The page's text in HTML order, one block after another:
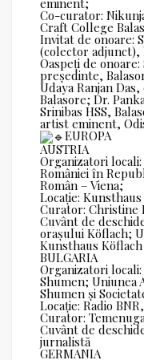
Co-curator:
Craft College
Invitat de onoare:
(colector adjunct),
Oaspeți de
președinte,
Udaya Ranjan
Balasore; Dr.
Srinibas HSS,
artist eminent,
EUROPA
AUSTRIA
Organizatori
României în
Român – Viena;
Locație:
Curator: Christine
Cuvânt de
orașului Köflach;
Kunsthaus Köflach
BULGARIA
Organizatori
Shumen; Uniunea
Shumen și
Locație: Radio
Curator:
Cuvânt de
jurnalistă
GERMANIA